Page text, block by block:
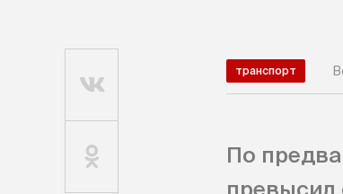
транспорт
По
превысил